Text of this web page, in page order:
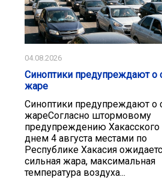
04.08.2026
Синоптики предупреждают о
жаре
Синоптики предупреждают о
жаре ​Согласно штормовому
предупреждению
днем 4 августа местами по
Республике Хакасия
сильная жара, максимальная
температура воздуха...